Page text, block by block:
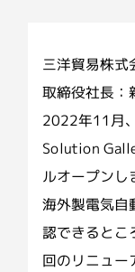
三洋貿易株式
取締役社長：
2022年11月
Solution
ルオープンし
海外製電気自
認できるとこ
回のリニュー